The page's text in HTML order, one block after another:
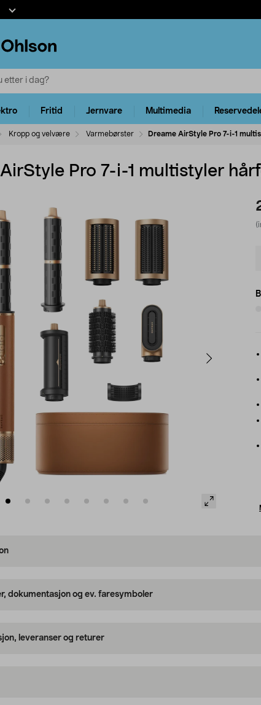
Fritid Jernvare Multimedia
Kropp og velvære Varmebørster Dreame AirStyle Pro 7-i-1
Pro 7-i-1 multistyler
dokumentasjon og ev. faresymboler
leveranser og returer